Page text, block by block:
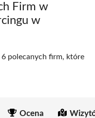
Firm w
w
6 polecanych firm, które
Ocena